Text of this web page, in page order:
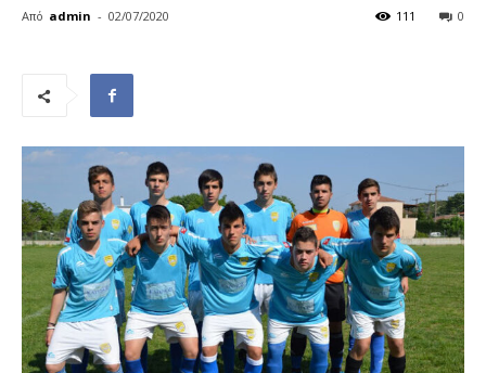
Από admin - 02/07/2020 0
111